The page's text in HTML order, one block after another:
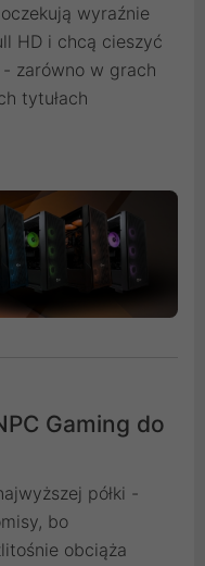
wyraźnie
HD i chcą cieszyć
zarówno w grach
tytułach
Gaming do
półki -
bo
obciąża